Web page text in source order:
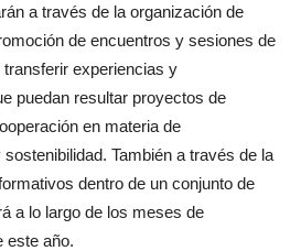
a través de la organización de
de encuentros y sesiones de
experiencias y
puedan resultar proyectos de
en materia de
También a través de la
dentro de un conjunto de
a lo largo de los meses de
este año.